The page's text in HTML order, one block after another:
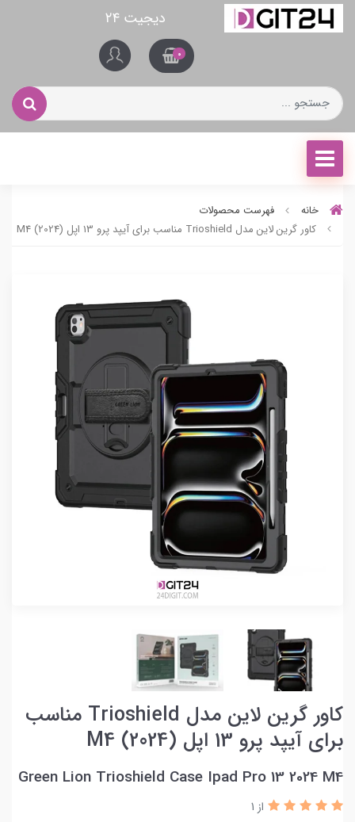
دیجیت ۲۴
0
خانه
فهرست محصولات
کاور گرین لاین مدل Trioshield مناسب برای آیپد پرو 13 اپل (2024) M4
کاور گرین لاین مدل Trioshield مناسب
برای آیپد پرو 13 اپل (2024) M4
Green Lion Trioshield Case Ipad Pro 13 2024 M4
از 1